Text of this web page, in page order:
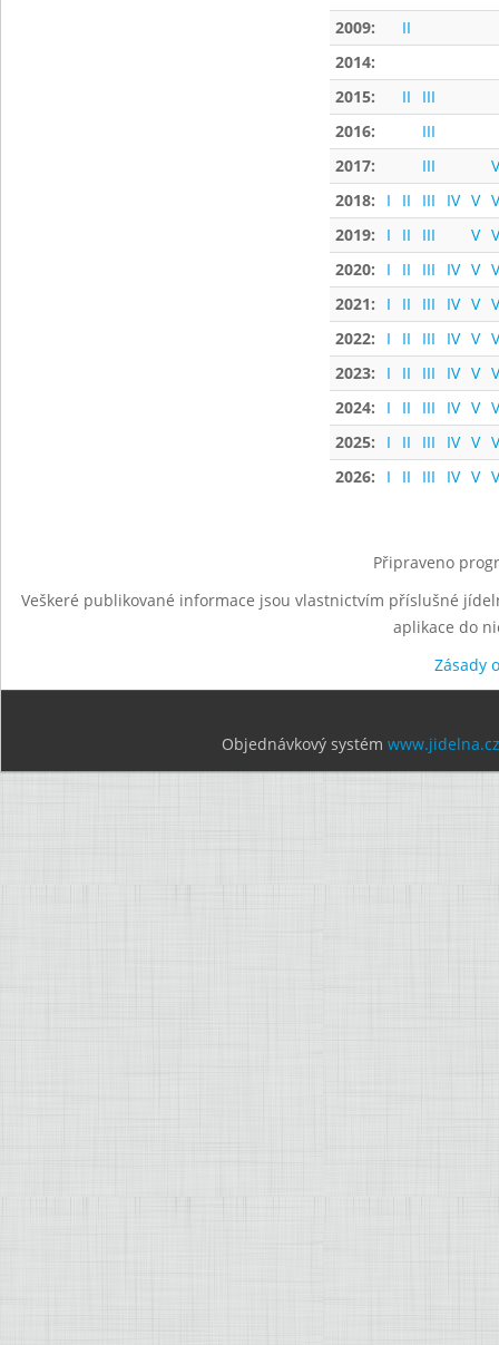
2009:
II
2014:
2015:
II
III
2016:
III
2017:
III
2018:
I II III IV V
2019:
I II III V
2020:
I II III IV V
2021:
I II III IV V
2022:
I II III IV V
2023:
I II III IV V
2024:
I II III IV V
2025:
I II III IV V
2026:
I II III IV V
Připraveno
Veškeré publikované informace jsou vlastnictvím příslušné
aplikace do
Zásady
Objednávkový systém www.jidelna.cz